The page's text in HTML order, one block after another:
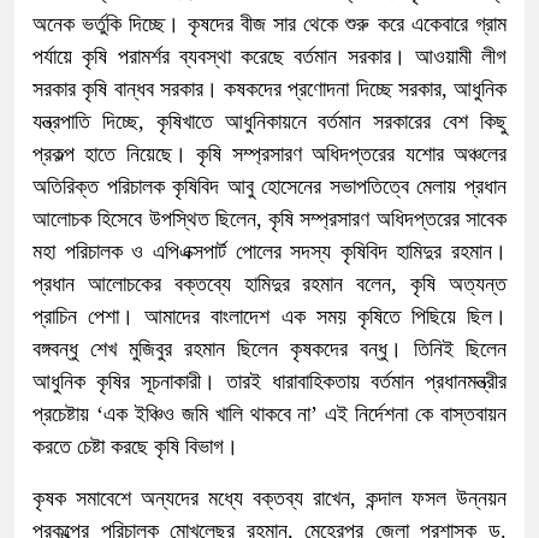
অনেক ভর্তুকি দিচ্ছে। কৃষদের বীজ সার থেকে শুরু করে একেবারে গ্রাম
পর্যায়ে কৃষি পরামর্শর ব্যবস্থা করেছে বর্তমান সরকার। আওয়ামী লীগ
সরকার কৃষি বান্ধব সরকার। কষকদের প্রণোদনা দিচ্ছে সরকার, আধুনিক
যন্ত্রপাতি দিচ্ছে, কৃষিখাতে আধুনিকায়নে বর্তমান সরকারের বেশ কিছু
প্রকল্প হাতে নিয়েছে। কৃষি সম্প্রসারণ অধিদপ্তরের যশোর অঞ্চলের
অতিরিক্ত পরিচালক কৃষিবিদ আবু হোসেনের সভাপতিত্বে মেলায় প্রধান
আলোচক হিসেবে উপস্থিত ছিলেন, কৃষি সম্প্রসারণ অধিদপ্তরের সাবেক
মহা পরিচালক ও এপিএক্সপার্ট পোলের সদস্য কৃষিবিদ হামিদুর রহমান।
প্রধান আলোচকের বক্তব্যে হামিদুর রহমান বলেন, কৃষি অত্যন্ত
প্রাচিন পেশা। আমাদের বাংলাদেশ এক সময় কৃষিতে পিছিয়ে ছিল।
বঙ্গবন্ধু শেখ মুজিবুর রহমান ছিলেন কৃষকদের বন্ধু। তিনিই ছিলেন
আধুনিক কৃষির সূচনাকারী। তারই ধারাবাহিকতায় বর্তমান প্রধানমন্ত্রীর
প্রচেষ্টায় ‘এক ইঞ্চিও জমি খালি থাকবে না’ এই নির্দেশনা কে বাস্তবায়ন
করতে চেষ্টা করছে কৃষি বিভাগ।
কৃষক সমাবেশে অন্যদের মধ্যে বক্তব্য রাখেন, কন্দাল ফসল উন্নয়ন
প্রকল্পের পরিচালক মোখলেছুর রহমান, মেহেরপুর জেলা প্রশাসক ড.